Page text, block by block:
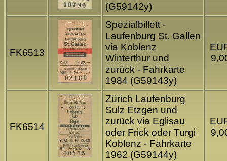
(G59142y)
FK6513
Spezialbillett -
Laufenburg St. Gallen
via Koblenz
Winterthur und
zurück - Fahrkarte
1984 (G59143y)
FK6514
Zürich Laufenburg
Sulz Etzgen und
zurück via Eglisau
oder Frick oder Turgi
Koblenz - Fahrkarte
1962 (G59144y)